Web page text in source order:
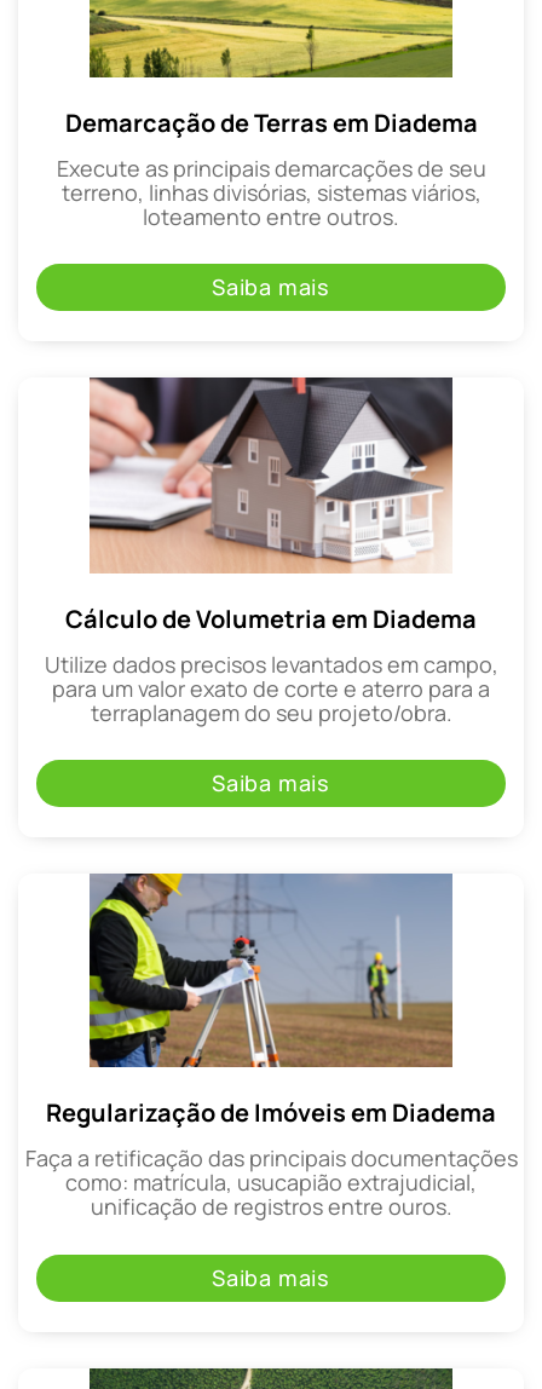
Demarcação de Terras em Diadema
Execute as principais demarcações de seu
terreno, linhas divisórias, sistemas viários,
loteamento entre outros.
Saiba mais
Cálculo de Volumetria em Diadema
Utilize dados precisos levantados em campo,
para um valor exato de corte e aterro para a
terraplanagem do seu projeto/obra.
Saiba mais
Regularização de Imóveis em Diadema
Faça a retificação das principais documentações
como: matrícula, usucapião extrajudicial,
unificação de registros entre ouros.
Saiba mais